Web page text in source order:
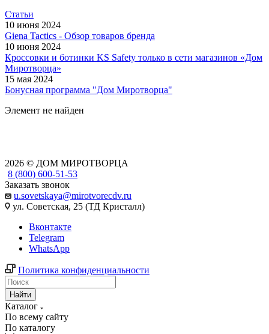
Статьи
10 июня 2024
Giena Tactics - Обзор товаров бренда
10 июня 2024
Кроссовки и ботинки KS Safety только в сети магазинов «Дом
Миротворца»
15 мая 2024
Бонусная программа "Дом Миротворца"
Элемент не найден
2026 © ДОМ МИРОТВОРЦА
8 (800) 600-51-53
Заказать звонок
u.sovetskaya@mirotvorecdv.ru
ул. Советская, 25 (ТД Кристалл)
Вконтакте
Telegram
WhatsApp
Политика конфиденциальности
Найти
Каталог
По всему сайту
По каталогу